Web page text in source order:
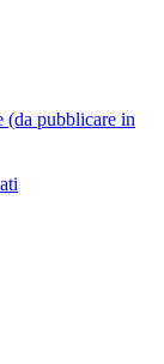
(da pubblicare in